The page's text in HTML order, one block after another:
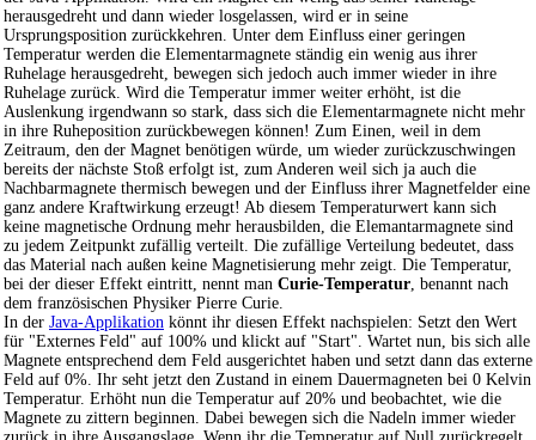
herausgedreht und dann wieder losgelassen, wird er in seine
Ursprungsposition zurückkehren. Unter dem Einfluss einer geringen
Temperatur werden die Elementarmagnete ständig ein wenig aus ihrer
Ruhelage herausgedreht, bewegen sich jedoch auch immer wieder in ihre
Ruhelage zurück. Wird die Temperatur immer weiter erhöht, ist die
Auslenkung irgendwann so stark, dass sich die Elementarmagnete nicht mehr
in ihre Ruheposition zurückbewegen können! Zum Einen, weil in dem
Zeitraum, den der Magnet benötigen würde, um wieder zurückzuschwingen
bereits der nächste Stoß erfolgt ist, zum Anderen weil sich ja auch die
Nachbarmagnete thermisch bewegen und der Einfluss ihrer Magnetfelder eine
ganz andere Kraftwirkung erzeugt! Ab diesem Temperaturwert kann sich
keine magnetische Ordnung mehr herausbilden, die Elemantarmagnete sind
zu jedem Zeitpunkt zufällig verteilt. Die zufällige Verteilung bedeutet, dass
das Material nach außen keine Magnetisierung mehr zeigt. Die Temperatur,
bei der dieser Effekt eintritt, nennt man Curie-Temperatur , benannt nach
dem französischen Physiker Pierre Curie.
In der Java-Applikation könnt ihr diesen Effekt nachspielen: Setzt den Wert
für "Externes Feld" auf 100% und klickt auf "Start". Wartet nun, bis sich alle
Magnete entsprechend dem Feld ausgerichtet haben und setzt dann das externe
Feld auf 0%. Ihr seht jetzt den Zustand in einem Dauermagneten bei 0 Kelvin
Temperatur. Erhöht nun die Temperatur auf 20% und beobachtet, wie die
Magnete zu zittern beginnen. Dabei bewegen sich die Nadeln immer wieder